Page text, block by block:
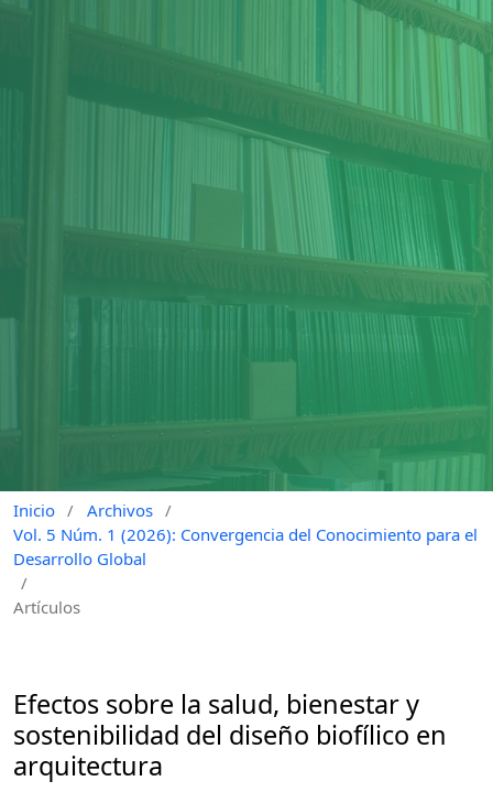
Inicio / Archivos /
Vol. 5 Núm. 1 (2026): Convergencia del Conocimiento para el
Desarrollo Global
/
Artículos
Efectos sobre la salud, bienestar y
sostenibilidad del diseño biofílico en
arquitectura